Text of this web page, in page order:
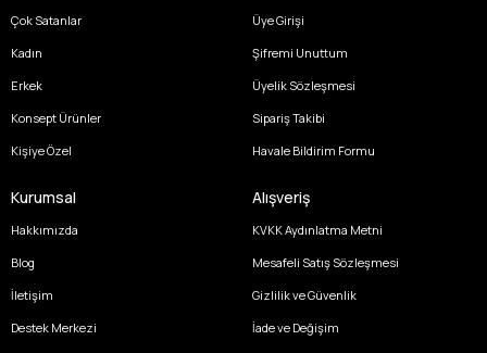
Çok Satanlar
Kadın
Erkek
Konsept Ürünler
Kişiye Özel
Üye Girişi
Şifremi Unuttum
Üyelik Sözleşmesi
Sipariş Takibi
Havale Bildirim Formu
Kurumsal
Hakkımızda
Blog
İletişim
Destek Merkezi
Alışveriş
KVKK Aydınlatma Metni
Mesafeli Satış Sözleşmesi
Gizlilik ve Güvenlik
İade ve Değişim